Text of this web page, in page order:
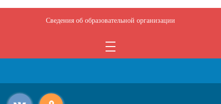
Сведения об образовательной организации